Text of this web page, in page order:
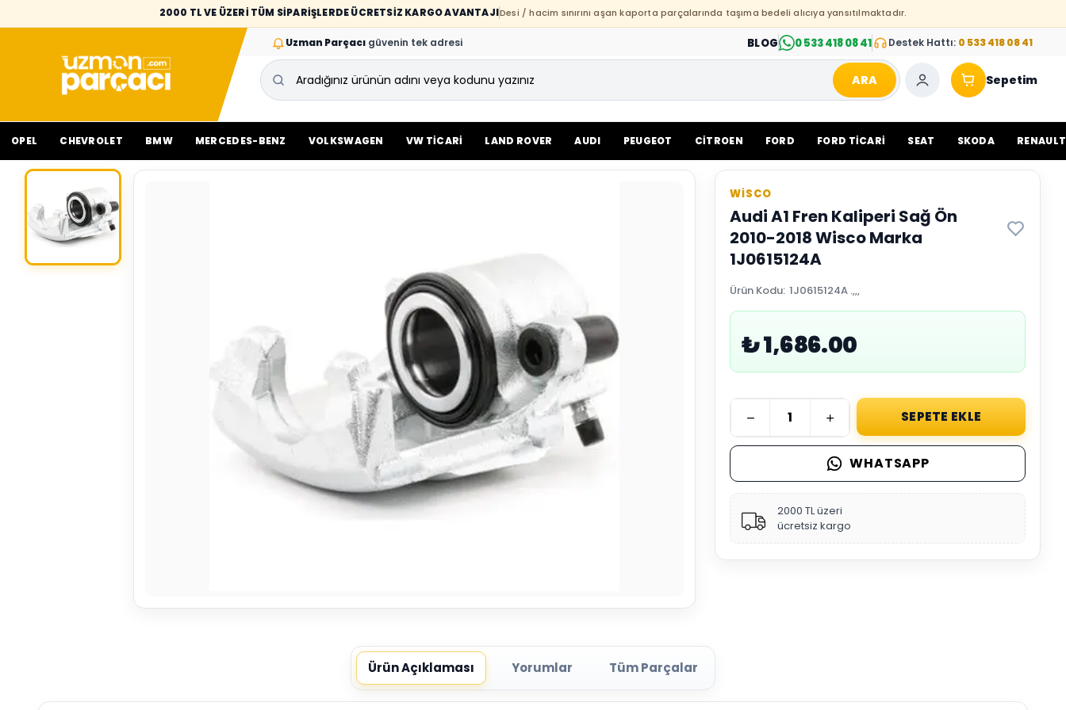
2000 TL VE ÜZERİ TÜM SİPARİŞLERDE ÜCRETSİZ KARGO AVANTAJIDesi / hacim sınırını aşan kaporta parçalarında taşıma bedeli alıcıya yansıtılmaktadır.
Uzman Parçacı güvenin tek adresi BLOG 0 533 418 08 41 Destek Hattı: 0 533 418 08 41
ARA Sepetim
OPEL CHEVROLET BMW MERCEDES-BENZ VOLKSWAGEN VW TİCARİ LAND ROVER AUDI PEUGEOT CİTROEN FORD FORD TİCARİ SEAT SKODA RENAULT
WİSCO
Audi A1 Fren Kaliperi Sağ Ön
2010-2018 Wisco Marka
1J0615124A
Ürün Kodu: 1J0615124A .,,,
₺ 1,686.00
SEPETE EKLE
WHATSAPP
2000 TL üzeri
ücretsiz kargo
Ürün Açıklaması Yorumlar Tüm Parçalar